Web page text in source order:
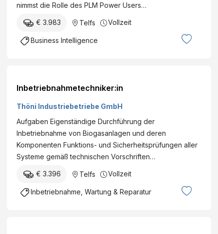
nimmst die Rolle des PLM Power Users…
€ 3.983 Telfs Vollzeit
Business Intelligence
Inbetriebnahmetechniker:in
Thöni Industriebetriebe GmbH
Aufgaben Eigenständige Durchführung der
Inbetriebnahme von Biogasanlagen und deren
Komponenten Funktions- und Sicherheitsprüfungen aller
Systeme gemäß technischen Vorschriften…
€ 3.396 Telfs Vollzeit
Inbetriebnahme, Wartung & Reparatur